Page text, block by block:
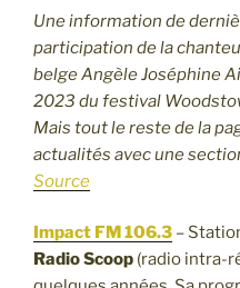
Une information de
participation de la
belge Angèle Joséphine
2023 du festival
Mais tout le reste de la
actualités avec une
Source
Impact FM 106.3 –
Radio Scoop (radio intra-